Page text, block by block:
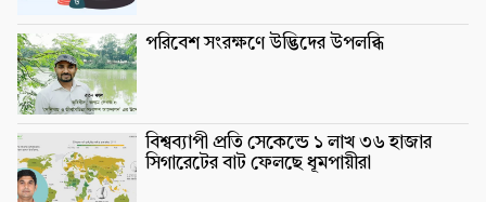
পরিবেশ সংরক্ষণে উদ্ভিদের উপলব্ধি
বিশ্বব্যাপী প্রতি সেকেন্ডে ১ লাখ ৩৬ হাজার
সিগারেটের বাট ফেলছে ধূমপায়ীরা